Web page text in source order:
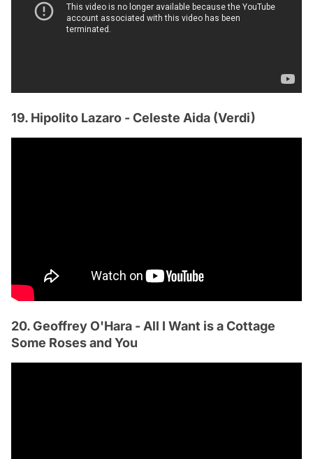
19. Hipolito Lazaro - Celeste Aida (Verdi)
20. Geoffrey O'Hara - All I Want is a Cottage
Some Roses and You